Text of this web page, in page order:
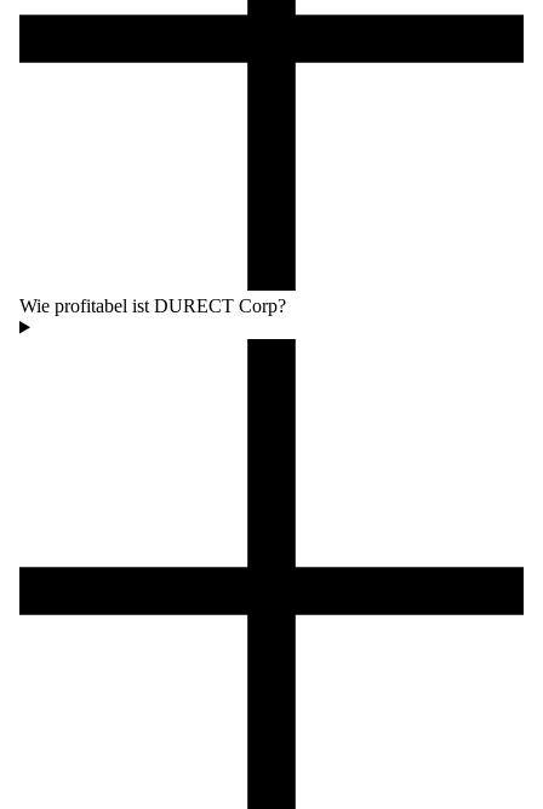
Wie profitabel ist DURECT Corp?